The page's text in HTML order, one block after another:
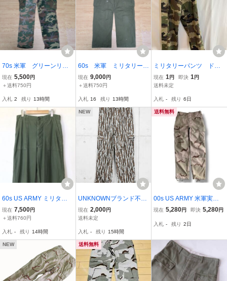
70s 米軍 グリーンリー
フ ミックスリーフ ナ
ム戦 NAM戦 ミリタリ
現在 5,500円
＋送料750円
入札 2 残り 13時間
60s 米軍 ミリタリー
ジャングルファティー
グ パンツ リップスト
スコービル ヴィンテージ
現在 9,000円
＋送料750円
入札 16 残り 13時間
ミリタリーパンツ ドイ
ツ軍 防水系 サイズLく
らいウエストゴム 訳あ
方無し 1円スタート ユ
ーロ古着
現在 1円 即決 1円
送料未定
入札 - 残り 6日
60s US ARMY ミリタリ
ー ベイカーパンツ OG-10
7 ファティーグパンツ 軍
製 アメリカ製 アーミー N
AVY USAF 40s50s
現在 7,500円
＋送料760円
入札 - 残り 14時間
NEW
UNKNOWNブランド不明
◆USA製 6ポケット カー
ゴパンツ◆トレバークカ
現在 2,000円
送料未定
入札 - 残り 15時間
送料無料
00s US ARMY 米軍実物 3
Cデザートカーゴパンツ S
現在 5,280円 即決 5,280円
入札 - 残り 2日
NEW 送料無料